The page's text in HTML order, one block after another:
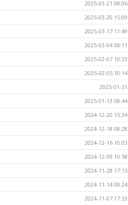
2025-03-21 08:06
2025-03-20 15:09
2025-03-17 11:49
2025-03-04 08:11
2025-02-07 10:33
2025-02-05 10:14
2025-01-31
2025-01-13 08:44
2024-12-20 15:34
2024-12-18 08:28
2024-12-16 10:03
2024-12-09 10:58
2024-11-28 17:15
2024-11-14 08:24
2024-11-07 17:33